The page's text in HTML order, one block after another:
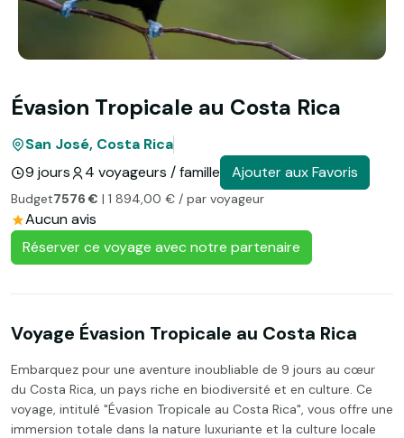
Évasion Tropicale au Costa Rica
San José, Costa Rica
9 jours
4 voyageurs / famille Ajouter aux Favoris
Budget7576 € | 1 894,00 € / par voyageur
Aucun avis
Réserver ce voyage avec notre partenaire
Voyage Évasion Tropicale au Costa Rica
Embarquez pour une aventure inoubliable de 9 jours au cœur
du Costa Rica, un pays riche en biodiversité et en culture. Ce
voyage, intitulé "Évasion Tropicale au Costa Rica", vous offre une
immersion totale dans la nature luxuriante et la culture locale